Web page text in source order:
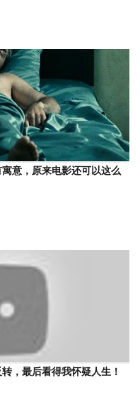
意，原来电影还可以这么
，最后看得我怀疑人生！